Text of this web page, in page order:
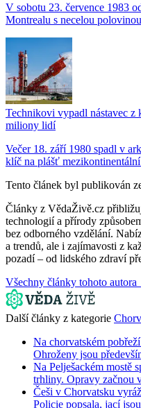
V sobotu 23. července 1983
Montrealu s necelou
Technikovi vypadl nástavec
miliony lidí
Večer 18. září 1980 spadl v
klíč na plášť
Tento článek byl publikován
Články z VědaŽivě.cz
technologií a přírody
bez odborného vzdělání.
a trendů, ale i zajímavosti z
pozadí – od lidského zdraví
Všechny články tohoto
Další články z kategorie
Na chorvatském
Ohroženy jsou
Na Pelješackém mostě
trhliny. Opravy začnou
Češi v Chorvatsku
Policie popsala, jací jsou